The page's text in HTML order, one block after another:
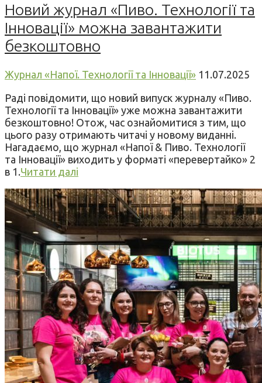
Новий журнал «Пиво. Технології та
Інновації» можна завантажити
безкоштовно
Журнал «Напої. Технології та Інновації» 11.07.2025
Раді повідомити, що новий випуск журналу «Пиво.
Технології та Інновації» уже можна завантажити
безкоштовно! Отож, час ознайомитися з тим, що
цього разу отримають читачі у новому виданні.
Нагадаємо, що журнал «Напої & Пиво. Технології
та Інновації» виходить у форматі «перевертайко» 2
в 1.Читати далі